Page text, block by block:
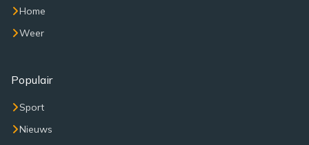
Home
Weer
Populair
Sport
Nieuws